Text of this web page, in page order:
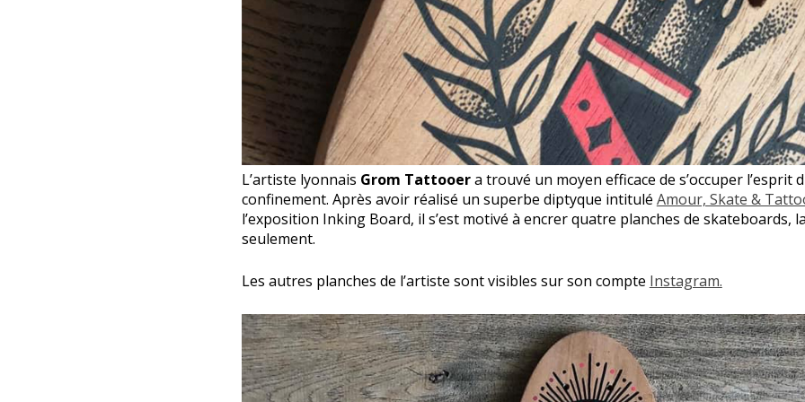
L’artiste lyonnais Grom Tattooera trouvé un moyen efficace de s’occuper l’esprit
confinement. Après avoir réalisé un superbe diptyque intitulé Amour, Skate &
l’exposition Inking Board, il s’est motivé à encrer quatre planches de skateboards,
seulement.
Les autres planches de l’artiste sont visibles sur son compte Instagram.